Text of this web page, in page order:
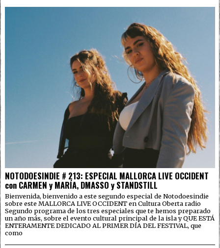
NOTODOESINDIE # 213: ESPECIAL MALLORCA LIVE OCCIDENT
con CARMEN y MARÍA, DMASSO y STANDSTILL
Bienvenida, bienvenido a este segundo especial de Notodoesindie
sobre este MALLORCA LIVE OCCIDENT en Cultura Oberta radio
Segundo programa de los tres especiales que te hemos preparado
un año más, sobre el evento cultural principal de la isla y QUE ESTÁ
ENTERAMENTE DEDICADO AL PRIMER DÍA DEL FESTIVAL, que
como